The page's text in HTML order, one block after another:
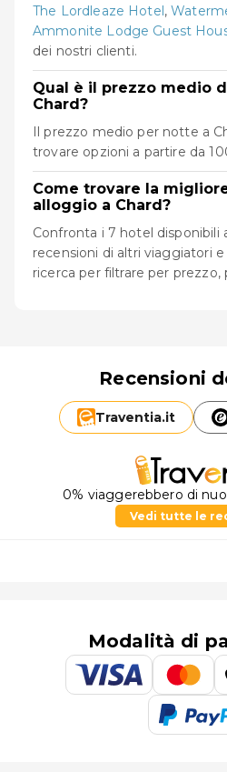
The Lordleaze Hotel,
Ammonite Lodge Guest
dei nostri clienti.
Qual è il prezzo medio
Chard?
Il prezzo medio per notte a
trovare opzioni a partire da
Come trovare la
alloggio a Chard?
Confronta i 7 hotel disponibili
recensioni di altri viaggiatori
ricerca per filtrare per prezzo,
Recensioni
Traventia.it
0% viaggerebbero di
Vedi tutte le
Modalità di